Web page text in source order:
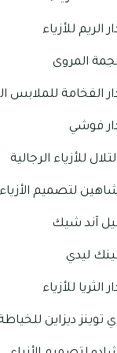
الريم للأزياء
المروى
الفخامة للملابس
فوشي
للأزياء الرجالية
لتصميم الأزياء
آند شيك
ليدي
الثريا للأزياء
توينز ديزاين